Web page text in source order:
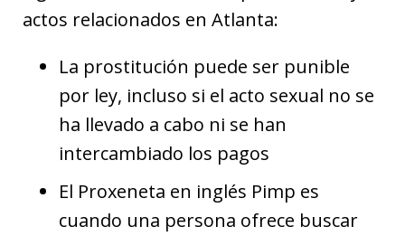
actos relacionados en Atlanta:
La prostitución puede ser punible
por ley, incluso si el acto sexual no se
ha llevado a cabo ni se han
intercambiado los pagos
El Proxeneta en inglés Pimp es
cuando una persona ofrece buscar